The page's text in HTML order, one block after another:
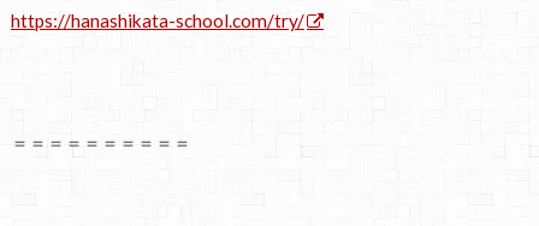
https://hanashikata-school.com/try/
＝＝＝＝＝＝＝＝＝＝